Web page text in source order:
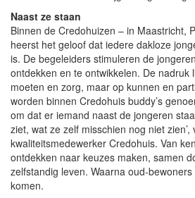
Naast ze staan
Binnen de Credohuizen – in Maastricht,
heerst het geloof dat iedere dakloze
is. De begeleiders stimuleren de
ontdekken en te ontwikkelen. De nadruk
moeten en zorg, maar op kunnen en
worden binnen Credohuis buddy’s
om dat er iemand naast de jongeren
ziet, wat ze zelf misschien nog niet zien’,
kwaliteitsmedewerker Credohuis. Van
ontdekken naar keuzes maken, samen
zelfstandig leven. Waarna oud-
komen.